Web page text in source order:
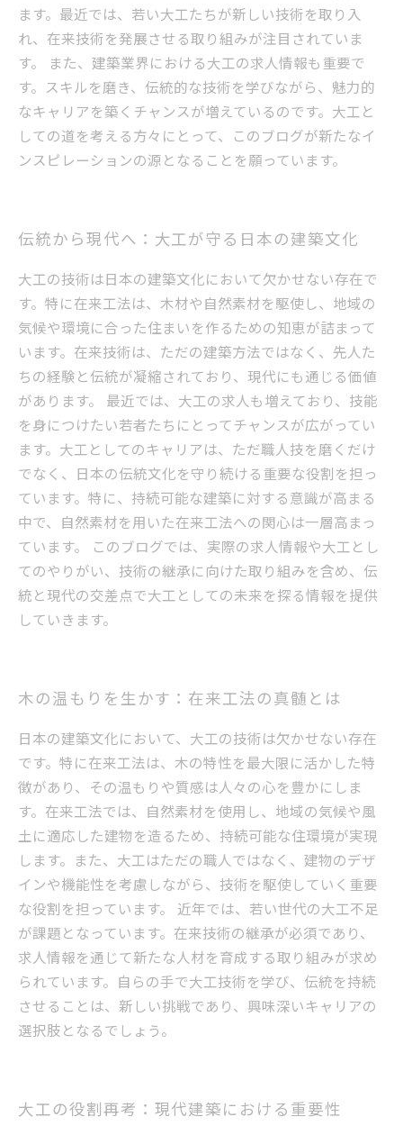
ます。最近では、若い大工たちが新しい技術を取り入
れ、在来技術を発展させる取り組みが注目されていま
す。 また、建築業界における大工の求人情報も重要で
す。スキルを磨き、伝統的な技術を学びながら、魅力的
なキャリアを築くチャンスが増えているのです。大工と
しての道を考える方々にとって、このブログが新たなイ
ンスピレーションの源となることを願っています。
伝統から現代へ：大工が守る日本の建築文化
大工の技術は日本の建築文化において欠かせない存在で
す。特に在来工法は、木材や自然素材を駆使し、地域の
気候や環境に合った住まいを作るための知恵が詰まって
います。在来技術は、ただの建築方法ではなく、先人た
ちの経験と伝統が凝縮されており、現代にも通じる価値
があります。 最近では、大工の求人も増えており、技能
を身につけたい若者たちにとってチャンスが広がってい
ます。大工としてのキャリアは、ただ職人技を磨くだけ
でなく、日本の伝統文化を守り続ける重要な役割を担っ
ています。特に、持続可能な建築に対する意識が高まる
中で、自然素材を用いた在来工法への関心は一層高まっ
ています。 このブログでは、実際の求人情報や大工とし
てのやりがい、技術の継承に向けた取り組みを含め、伝
統と現代の交差点で大工としての未来を探る情報を提供
していきます。
木の温もりを生かす：在来工法の真髄とは
日本の建築文化において、大工の技術は欠かせない存在
です。特に在来工法は、木の特性を最大限に活かした特
徴があり、その温もりや質感は人々の心を豊かにしま
す。在来工法では、自然素材を使用し、地域の気候や風
土に適応した建物を造るため、持続可能な住環境が実現
します。また、大工はただの職人ではなく、建物のデザ
インや機能性を考慮しながら、技術を駆使していく重要
な役割を担っています。 近年では、若い世代の大工不足
が課題となっています。在来技術の継承が必須であり、
求人情報を通じて新たな人材を育成する取り組みが求め
られています。自らの手で大工技術を学び、伝統を持続
させることは、新しい挑戦であり、興味深いキャリアの
選択肢となるでしょう。
大工の役割再考：現代建築における重要性